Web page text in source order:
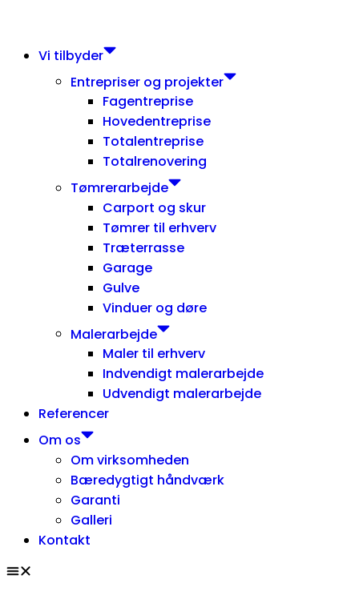
Vi tilbyder
Entrepriser og projekter
Fagentreprise
Hovedentreprise
Totalentreprise
Totalrenovering
Tømrerarbejde
Carport og skur
Tømrer til erhverv
Træterrasse
Garage
Gulve
Vinduer og døre
Malerarbejde
Maler til erhverv
Indvendigt malerarbejde
Udvendigt malerarbejde
Referencer
Om os
Om virksomheden
Bæredygtigt håndværk
Garanti
Galleri
Kontakt